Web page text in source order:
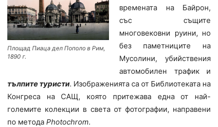
Площад Пиаца дел Пополо в Рим,
1890 г.
времената на Байрон,
със същите
многовековни руини, но
без паметниците на
Мусолини, убийствения
автомобилен трафик и
тълпите туристи. Изображенията са от Библиотеката на
Конгреса на САЩ, която притежава една от най-
големите колекции в света от фотографии, направени
по метода Photochrom.